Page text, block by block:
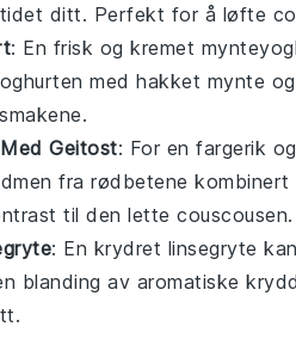
ditt. Perfekt for å løfte
: En frisk og kremet
med hakket mynte
Geitost: For en fargerik
fra rødbetene kombinert
til den lette couscousen.
: En krydret linsegryte
blanding av aromatiske